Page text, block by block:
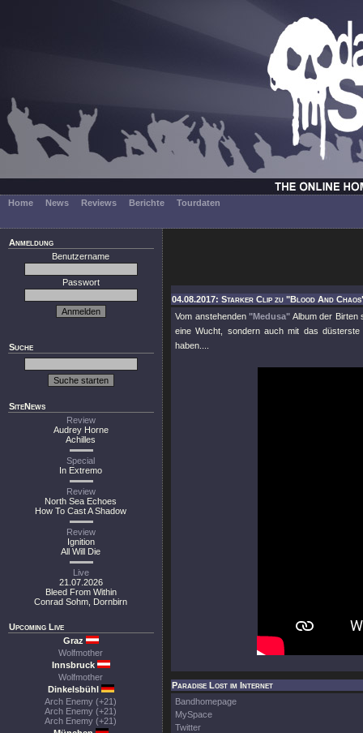
Home News Reviews Berichte Tourdaten
Anmeldung
Benutzername
Passwort
Suche
SiteNews
Review
Audrey Horne
Achilles
Special
In Extremo
Review
North Sea Echoes
How To Cast A Shadow
Review
Ignition
All Will Die
Live
21.07.2026
Bleed From Within
Conrad Sohm, Dornbirn
Upcoming Live
Graz
Wolfmother
Innsbruck
Wolfmother
Dinkelsbühl
Arch Enemy (+21)
Arch Enemy (+21)
Arch Enemy (+21)
04.08.2017: Starker Clip zu "Blood And
Vom anstehenden"Medusa" Album der
eine Wucht, sondern auch mit das
haben....
Paradise Lost im Internet
Bandhomepage
MySpace
Twitter